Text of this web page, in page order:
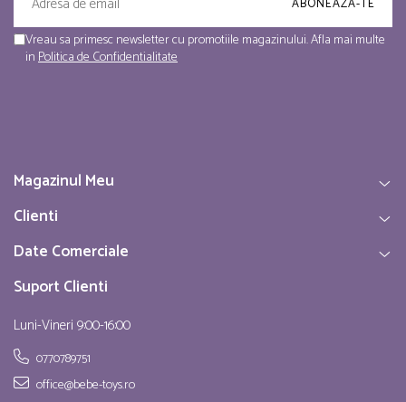
Vreau sa primesc newsletter cu promotiile magazinului. Afla mai multe
inPolitica de Confidentialitate
Magazinul Meu
Clienti
Date Comerciale
Suport Clienti
Luni-Vineri 9:00-16:00
0770789751
office@bebe-toys.ro